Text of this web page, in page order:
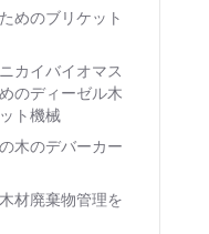
めのブリケット
カイバイオマス
のディーゼル木
ト機械
木のデバーカー
材廃棄物管理を